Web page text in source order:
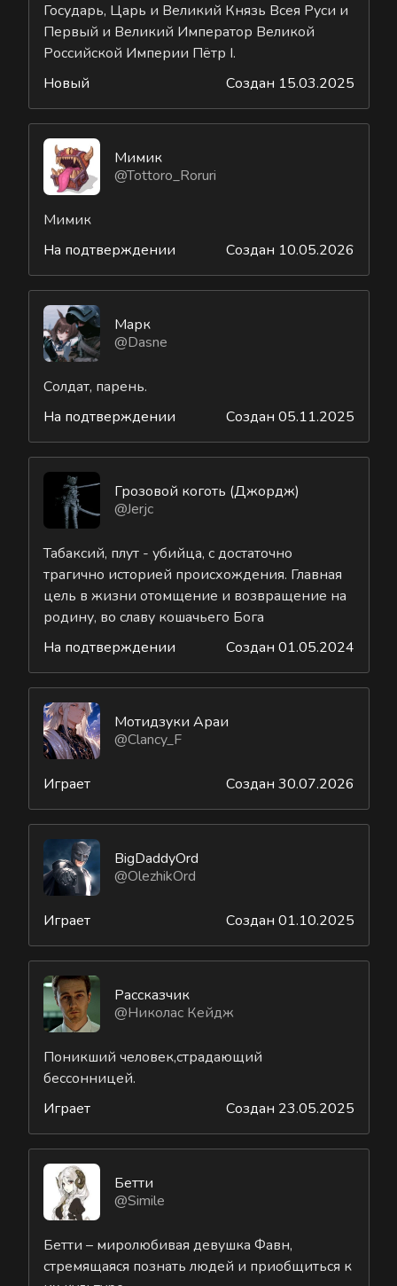
Государь, Царь и Великий Князь Всея Руси и
Первый и Великий Император Великой
Российской Империи Пётр I.
Новый
Создан 15.03.2025
Мимик
@Tottoro_Roruri
Мимик
На подтверждении
Создан 10.05.2026
Марк
@Dasne
Солдат, парень.
На подтверждении
Создан 05.11.2025
Грозовой коготь (Джордж)
@Jerjc
Табаксий, плут - убийца, с достаточно
трагично историей происхождения. Главная
цель в жизни отомщение и возвращение на
родину, во славу кошачьего Бога
На подтверждении
Создан 01.05.2024
Мотидзуки Араи
@Clancy_F
Играет Создан 30.07.2026
BigDaddyOrd
@OlezhikOrd
Играет Создан 01.10.2025
Рассказчик
@Николас Кейдж
Поникший человек,страдающий
бессонницей.
Играет
Создан 23.05.2025
Бетти
@Simile
Бетти – миролюбивая девушка Фавн,
стремящаяся познать людей и приобщиться к